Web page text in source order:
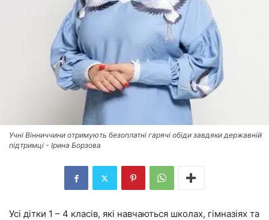
Учні Вінниччини отримують безоплатні гарячі обіди завдяки державній
підтримці - Ірина Борзова
Усі дітки 1 – 4 класів, які навчаються школах, гімназіях та